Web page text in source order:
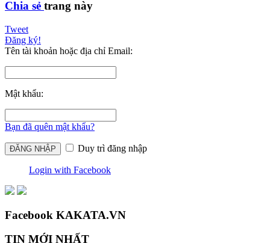
Chia sẻ trang này
Tweet
Đăng ký!
Tên tài khoản hoặc địa chỉ Email:
Mật khẩu:
Bạn đã quên mật khẩu?
Duy trì đăng nhập
Login with Facebook
Facebook KAKATA.VN
TIN MỚI NHẤT